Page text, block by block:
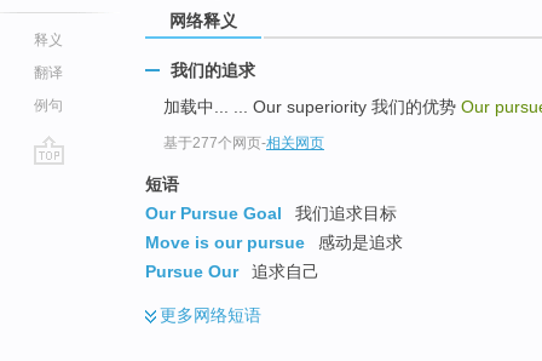
释义
翻译
例句
网络释义
我们的追求
加载中... ... Our superiority 我们的优势 Our
基于277个网页-相关网页
短语
Our Pursue Goal
我们追求目标
Move is our pursue
感动是追求
Pursue Our
追求自己
更多网络短语